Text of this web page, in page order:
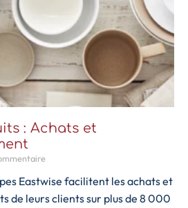
: Achats et
Eastwise facilitent les achats et
de leurs clients sur plus de 8 000